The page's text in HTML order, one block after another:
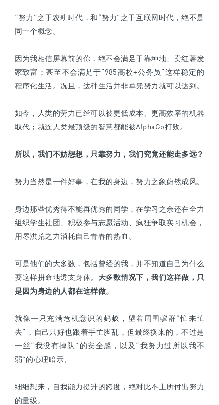
“努力”之于农耕时代，和“努力”之于互联网时代，绝不是
同一个概念。
因为我相信屏幕前的你，绝不会满足于靠种地、卖红薯发
家致富；甚至不会满足于“985高校+公务员”这样稳定的
程序化生活。况且，这种生活并非单凭努力就可以达到。
如今，人类的劳力已经可以被更低成本、更高效率的机器
取代；就连人类最顶级的智慧都能被AlphaGo打败。
所以，我们不妨想想，只靠努力，我们究竟还能走多远？
努力当然是一件好事，在我的身边，努力之象蔚然成风。
身边那些优秀得不能再优秀的同学，在学习之余还在全力
组织学生社团、积极参与志愿活动、疯狂争取实习机会，
用尽洪荒之力消耗自己青春的热血。
可是他们的大多数，包括曾经的我，并不知道自己为什么
要这样拼命地透支身体。 大多数情况下，我们这样做，只
是因为身边的人都在这样做。
就像一只充满危机意识的蚂蚁，望着周围蚁群“忙来忙
去”，自己只好也跟着手忙脚乱，但最终换来的，不过是
一丝“我没有掉队”的安全感，以及“我努力过所以我不
弱”的心理暗示。
细细想来，自我能力提升的跨度，绝对比不上所付出努力
的量级。